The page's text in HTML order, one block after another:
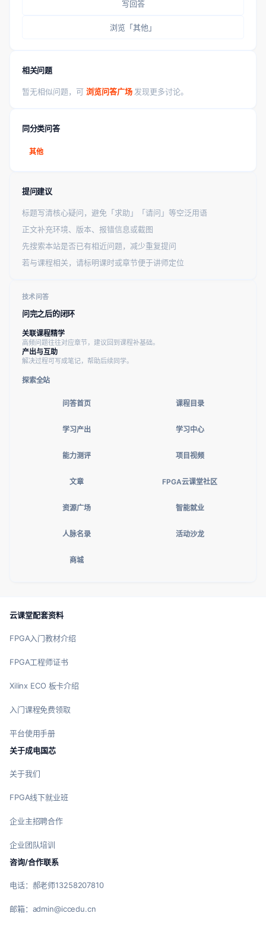
写回答
浏览「其他」
相关问题
暂无相似问题，可 浏览问答广场 发现更多讨论。
同分类问答
其他
提问建议
标题写清核心疑问，避免「求助」「请问」等空泛用语
正文补充环境、版本、报错信息或截图
先搜索本站是否已有相近问题，减少重复提问
若与课程相关，请标明课时或章节便于讲师定位
技术问答
问完之后的闭环
关联课程精学
高频问题往往对应章节，建议回到课程补基础。
产出与互助
解决过程可写成笔记，帮助后续同学。
探索全站
问答首页 课程目录
学习产出 学习中心
能力测评 项目视频
文章 FPGA云课堂社区
资源广场 智能就业
人脉名录 活动沙龙
商城
云课堂配套资料
FPGA入门教材介绍
FPGA工程师证书
Xilinx ECO 板卡介绍
入门课程免费领取
平台使用手册
关于成电国芯
关于我们
FPGA线下就业班
企业主招聘合作
企业团队培训
咨询/合作联系
电话：郝老师13258207810
邮箱：admin@iccedu.cn